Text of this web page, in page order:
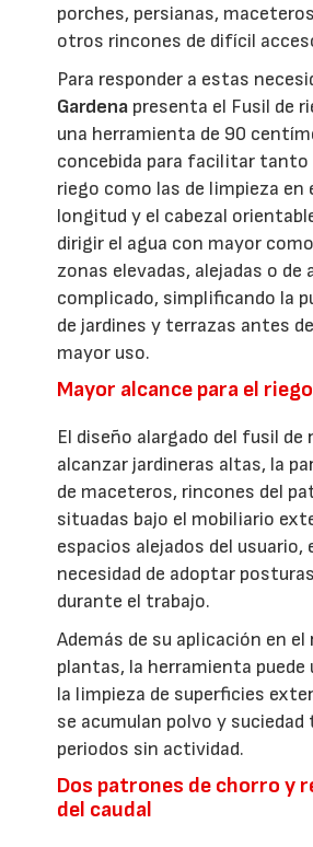
porches, persianas,
otros rincones de difícil
Para responder a estas
Gardena presenta el Fusil de
una herramienta de 90
concebida para facilitar tanto
riego como las de limpieza en
longitud y el cabezal
dirigir el agua con mayor
zonas elevadas, alejadas o de
complicado, simplificando la
de jardines y terrazas antes
mayor uso.
Mayor alcance para el
El diseño alargado del fusil
alcanzar jardineras altas, la
de maceteros, rincones del
situadas bajo el mobiliario
espacios alejados del usuario,
necesidad de adoptar
durante el trabajo.
Además de su aplicación en el
plantas, la herramienta puede
la limpieza de superficies
se acumulan polvo y
periodos sin actividad.
Dos patrones de chorro y
del caudal